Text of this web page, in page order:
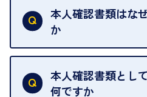
出張買取のお品物は、8
取の場合は1点あたり数
お品物の場合は、お時
本人確認書類はな
か
買取店は古物営業法に
行うことが義務付けられ
いただくためにも、ご協
本人確認書類とし
何ですか